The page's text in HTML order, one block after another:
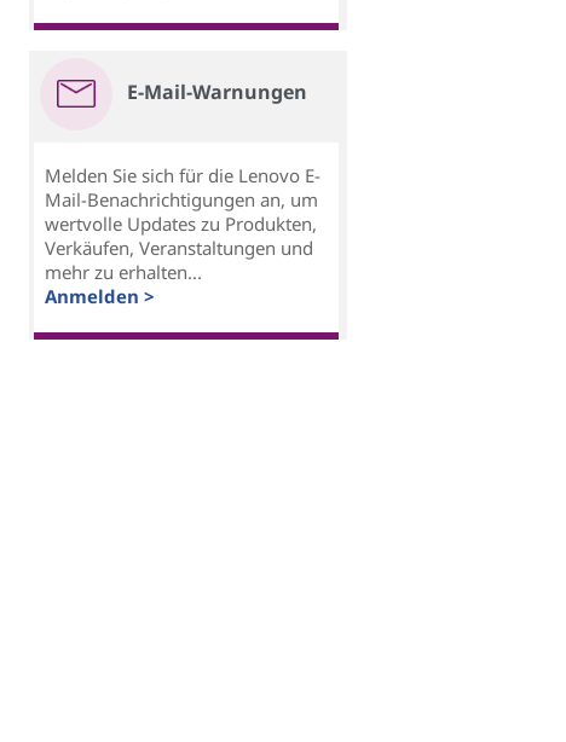
E-Mail-Warnungen
Melden Sie sich für die Lenovo E-
Mail-Benachrichtigungen an, um
wertvolle Updates zu Produkten,
Verkäufen, Veranstaltungen und
mehr zu erhalten...
Anmelden >